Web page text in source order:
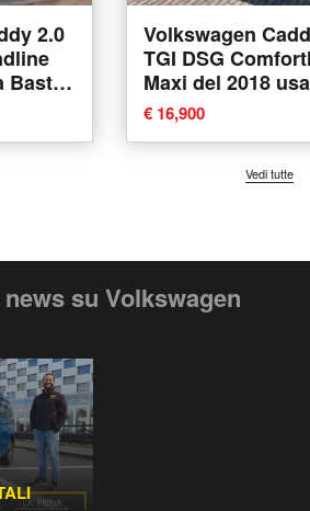
2.0
Bastia
Volkswagen
TGI DSG
Maxi del 2018
Villorba
€ 16,900
Vedi tutte
su Volkswagen